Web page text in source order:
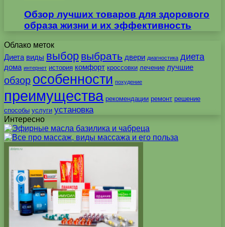
Обзор лучших товаров для здорового
образа жизни и их эффективность
Облако меток
Диета виды выбор выбрать двери диагностика диета
дома интернет история комфорт кроссовки лечение лучшие
обзор особенности похудение
преимущества рекомендации ремонт решение
способы услуги установка
Интересно